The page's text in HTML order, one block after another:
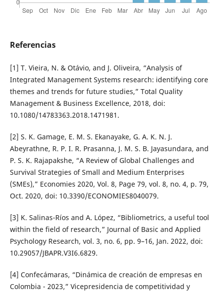
Referencias
[1] T. Vieira, N. & Otávio, and J. Oliveira, “Analysis of
Integrated Management Systems research: identifying core
themes and trends for future studies,” Total Quality
Management & Business Excellence, 2018, doi:
10.1080/14783363.2018.1471981.
[2] S. K. Gamage, E. M. S. Ekanayake, G. A. K. N. J.
Abeyrathne, R. P. I. R. Prasanna, J. M. S. B. Jayasundara, and
P. S. K. Rajapakshe, “A Review of Global Challenges and
Survival Strategies of Small and Medium Enterprises
(SMEs),” Economies 2020, Vol. 8, Page 79, vol. 8, no. 4, p. 79,
Oct. 2020, doi: 10.3390/ECONOMIES8040079.
[3] K. Salinas-Ríos and A. López, “Bibliometrics, a useful tool
within the field of research,” Journal of Basic and Applied
Psychology Research, vol. 3, no. 6, pp. 9–16, Jan. 2022, doi:
10.29057/JBAPR.V3I6.6829.
[4] Confecámaras, “Dinámica de creación de empresas en
Colombia - 2023,” Vicepresidencia de competitividad y